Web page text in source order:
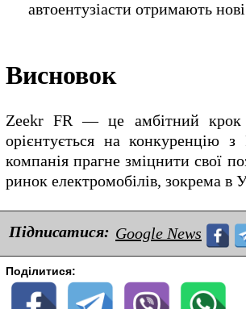
автоентузіасти отримають
Висновок
Zeekr FR — це амбітний крок
орієнтується на
компанія прагне зміцнити свої
ринок електромобілів, зокрема в
Підписатися: Google News
Поділитися: